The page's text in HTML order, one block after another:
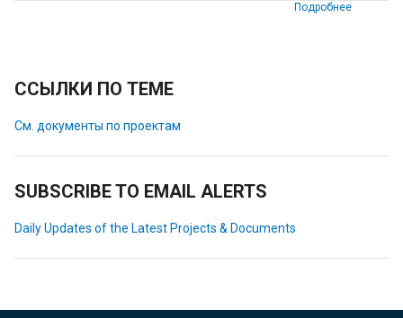
Подробнее
ССЫЛКИ ПО ТЕМЕ
См. документы по проектам
SUBSCRIBE TO EMAIL ALERTS
Daily Updates of the Latest Projects & Documents